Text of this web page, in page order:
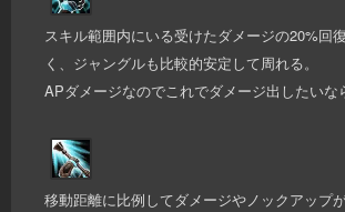
スキル範囲内にいる受けたダメージの20%回
く、ジャングルも比較的安定して周れる。
APダメージなのでこれでダメージ出したいな
移動距離に比例してダメージやノックアップ